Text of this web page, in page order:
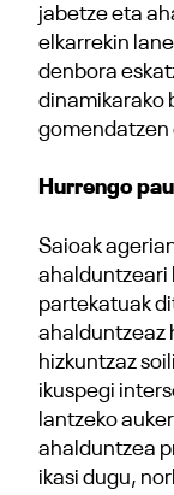
jabetze eta
elkarrekin
denbora
dinamikarako
gomendatzen
Hurrengo
Saioak
ahalduntzeari
partekatuak
ahalduntzeaz
hizkuntzaz
ikuspegi
lantzeko
ahalduntzea
ikasi dugu,